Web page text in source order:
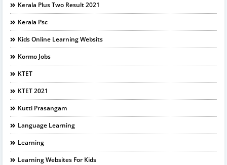
Kerala Plus Two Result 2021
Kerala Psc
Kids Online Learning Websits
Kormo Jobs
KTET
KTET 2021
Kutti Prasangam
Language Learning
Learning
Learning Websites For Kids